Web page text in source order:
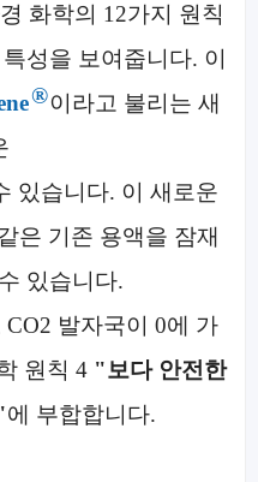
화학의 12가지 원칙
성을 보여줍니다. 이
®이라고 불리는 새
있습니다. 이 새로운
은 기존 용액을 잠재
있습니다.
발자국이 0에 가
원칙 4 "보다 안전한
에 부합합니다.